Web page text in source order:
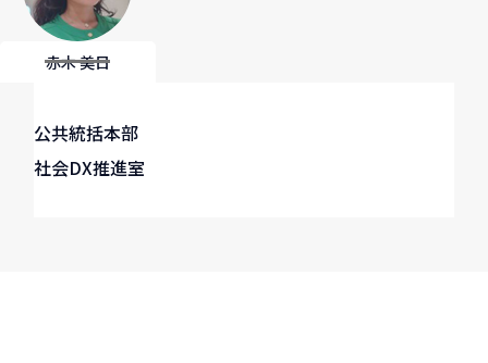
赤木 美日
公共統括本部
社会DX推進室